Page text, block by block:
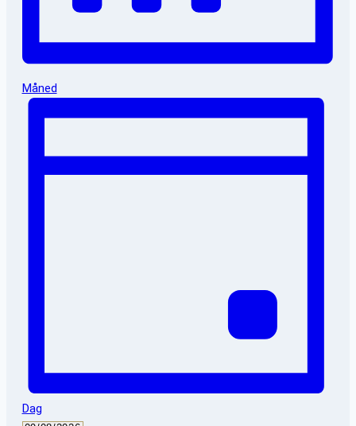
Måned
Dag